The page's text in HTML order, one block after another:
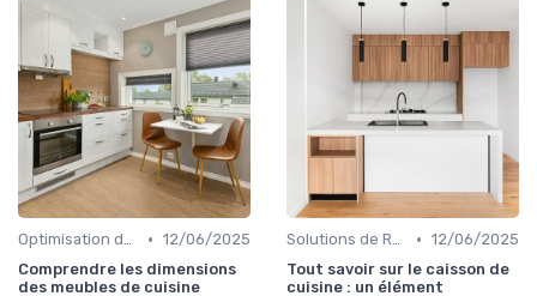
Optimisation de l'Espace • 12/06/2025
Comprendre les dimensions
des meubles de cuisine
Solutions de Rangement Intelligentes • 12/06/2025
Tout savoir sur le caisson de
cuisine : un élément